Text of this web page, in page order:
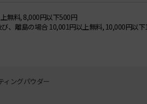
無料, 8,000円以下500円
、離島の場合 10,001円以上無料, 10,000円以
ィングパウダー